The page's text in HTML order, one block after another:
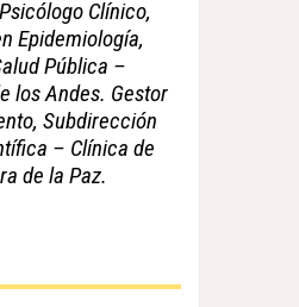
Psicólogo Clínico,
Epidemiología,
Pública –
los Andes. Gestor
Subdirección
– Clínica de
de la Paz.